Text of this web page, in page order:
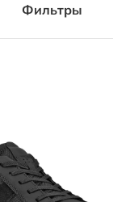
Фильтры